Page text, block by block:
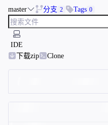
master 分支 2 Tags 0
IDE
下载zip
Clone